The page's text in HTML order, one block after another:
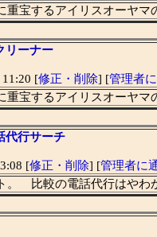
宝するアイリスオーヤマ
リーナー
11:20 [修正・削除] [管理者
宝するアイリスオーヤマ
代行サーチ
[修正・削除] [管理者に
。 比較の電話代行はやわ